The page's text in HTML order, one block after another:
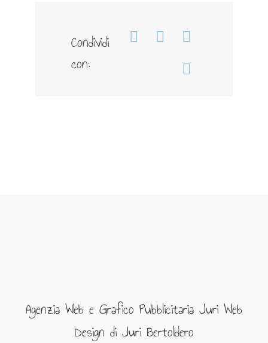
Condividi
con:
Facebook
WhatsApp
Telegram
Email
Agenzia Web e Grafico Pubblicitaria Juri Web
Design di Juri Bertoldero